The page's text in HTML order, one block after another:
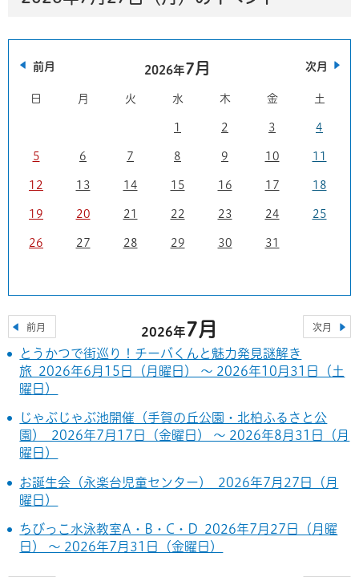
前月 2026年7月 次月
日 月 火 水 木 金 土
1 2 3 4
5 6 7 8 9 10 11
12 13 14 15 16 17 18
19 20 21 22 23 24 25
26 27 28 29 30 31
前月 2026年7月 次月
とうかつで街巡り！チーバくんと魅力発見謎解き
旅 2026年6月15日（月曜日） ～ 2026年10月31日（土
曜日）
じゃぶじゃぶ池開催（手賀の丘公園・北柏ふるさと公
園） 2026年7月17日（金曜日） ～ 2026年8月31日（月
曜日）
お誕生会（永楽台児童センター） 2026年7月27日（月
曜日）
ちびっこ水泳教室A・B・C・D 2026年7月27日（月曜
日） ～ 2026年7月31日（金曜日）